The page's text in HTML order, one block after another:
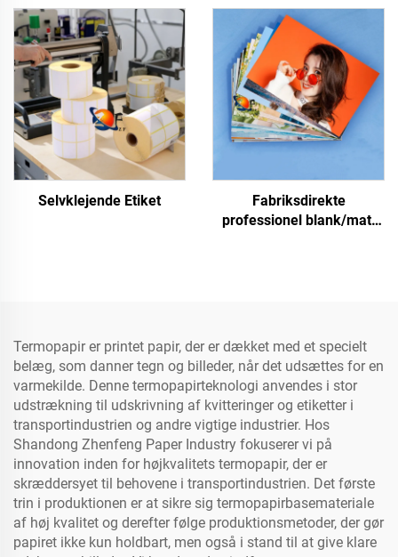
Selvklejende Etiket
Fabriksdirekte
professionel blank/matt
Termopapir er printet papir, der er dækket med et specielt
belæg, som danner tegn og billeder, når det udsættes for en
varmekilde. Denne termopapirteknologi anvendes i stor
udstrækning til udskrivning af kvitteringer og etiketter i
transportindustrien og andre vigtige industrier. Hos
Shandong Zhenfeng Paper Industry fokuserer vi på
innovation inden for højkvalitets termopapir, der er
skræddersyet til behovene i transportindustrien. Det første
trin i produktionen er at sikre sig termopapirbasemateriale
af høj kvalitet og derefter følge produktionsmetoder, der gør
papiret ikke kun holdbart, men også i stand til at give klare